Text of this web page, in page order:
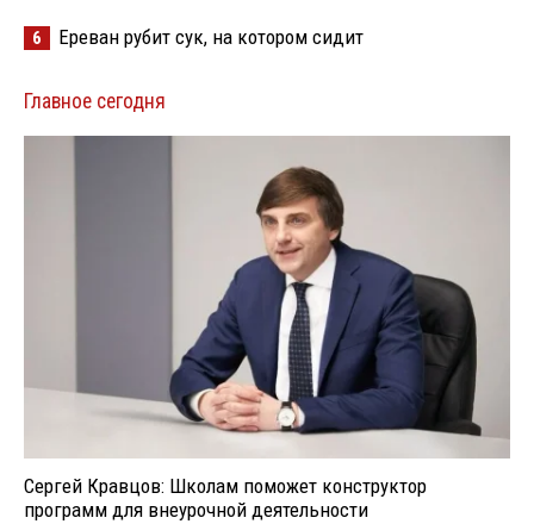
6 Ереван рубит сук, на котором сидит
Главное сегодня
Сергей Кравцов: Школам поможет конструктор
программ для внеурочной деятельности